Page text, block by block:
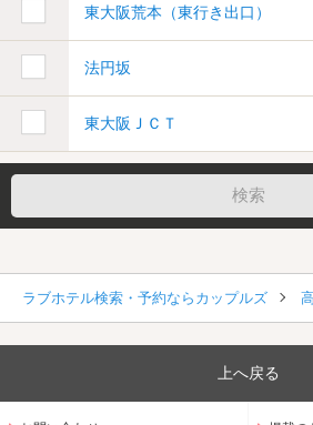
東大阪荒本（東行き出口）
法円坂
東大阪ＪＣＴ
ラブホテル検索・予約ならカップルズ
上へ戻る